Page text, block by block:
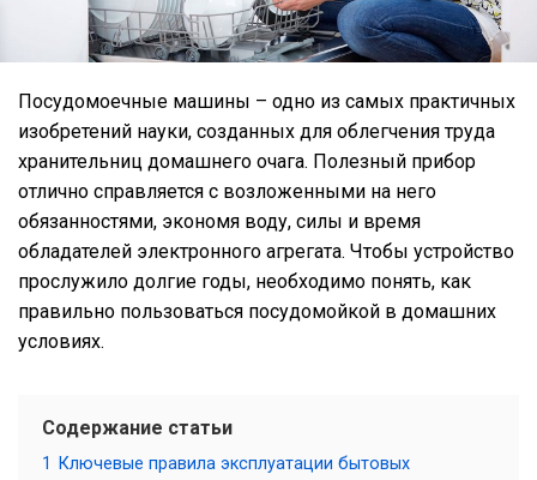
Посудомоечные машины – одно из самых практичных
изобретений науки, созданных для облегчения труда
хранительниц домашнего очага. Полезный прибор
отлично справляется с возложенными на него
обязанностями, экономя воду, силы и время
обладателей электронного агрегата. Чтобы устройство
прослужило долгие годы, необходимо понять, как
правильно пользоваться посудомойкой в домашних
условиях.
Содержание статьи
1
Ключевые правила эксплуатации бытовых